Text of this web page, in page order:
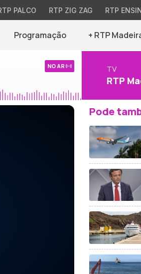
PALCO RTP ZIG ZAG RTP
Programação + RTP
NO AR TV
RTP
Pode